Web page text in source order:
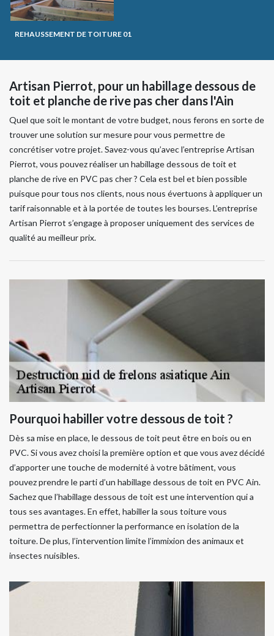
REHAUSSEMENT DE TOITURE 01
Artisan Pierrot, pour un habillage dessous de
toit et planche de rive pas cher dans l'Ain
Quel que soit le montant de votre budget, nous ferons en sorte de
trouver une solution sur mesure pour vous permettre de
concrétiser votre projet. Savez-vous qu’avec l’entreprise Artisan
Pierrot, vous pouvez réaliser un habillage dessous de toit et
planche de rive en PVC pas cher ? Cela est bel et bien possible
puisque pour tous nos clients, nous nous évertuons à appliquer un
tarif raisonnable et à la portée de toutes les bourses. L’entreprise
Artisan Pierrot s’engage à proposer uniquement des services de
qualité au meilleur prix.
Pourquoi habiller votre dessous de toit ?
Dès sa mise en place, le dessous de toit peut être en bois ou en
PVC. Si vous avez choisi la première option et que vous avez décidé
d’apporter une touche de modernité à votre bâtiment, vous
pouvez prendre le parti d’un habillage dessous de toit en PVC Ain.
Sachez que l’habillage dessous de toit est une intervention qui a
tous ses avantages. En effet, habiller la sous toiture vous
permettra de perfectionner la performance en isolation de la
toiture. De plus, l’intervention limite l’immixion des animaux et
insectes nuisibles.